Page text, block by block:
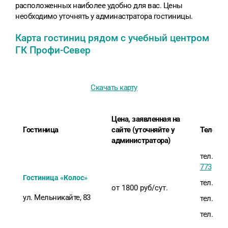
расположенных наиболее удобно для вас. Цены
необходимо уточнять у админастратора гостиницы.
Карта гостиниц рядом с учебный центром
ГК Профи-Север
Скачать карту
Гостиница
Цена, заявленная на
сайте (уточняйте у
администратора)
Гостиница «Колос»
ул. Мельникайте, 83
от 1800 руб/сут.
тел.
773
тел.
тел.
тел.